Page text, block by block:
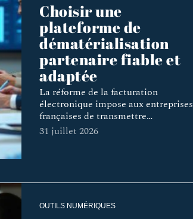
Choisir une
plateforme de
dématérialisation
partenaire fiable et
adaptée
La réforme de la facturation
électronique impose aux entreprises
françaises de transmettre…
31 juillet 2026
OUTILS NUMÉRIQUES